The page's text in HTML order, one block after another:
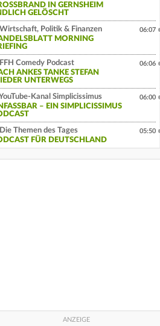
IN GERNSHEIM E
GELÖSCHT
Wirtschaft, Politik & Finanzen
MORNING
06:07
FFH Comedy Podcast
ANKES TANKE STEFAN
UNTERWEGS
06:06
Kanal Simplicissimus
– EIN SIMPLICISSIMUS
06:00
Die Themen des Tages
FÜR DEUTSCHLAND
05:50